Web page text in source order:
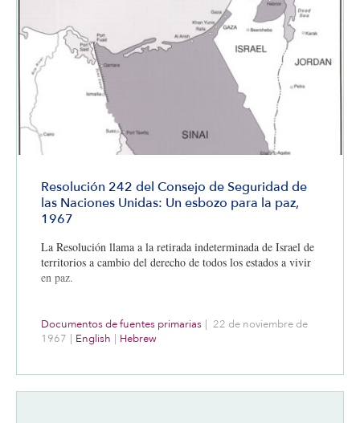
Resolución 242 del Consejo de Seguridad de
las Naciones Unidas: Un esbozo para la paz,
1967
La Resolución llama a la retirada indeterminada de Israel de
territorios a cambio del derecho de todos los estados a vivir
en paz.
Documentos de fuentes primarias | 22 de noviembre de
1967 | English | Hebrew